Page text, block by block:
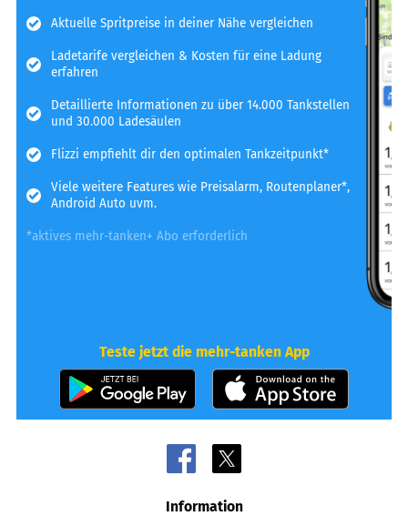
Aktuelle Spritpreise in deiner Nähe vergleichen
Ladetarife vergleichen & Kosten für eine Ladung
erfahren
Detaillierte Informationen zu über 14.000 Tankstellen
und 30.000 Ladesäulen
Flizzi empfiehlt dir den optimalen Tankzeitpunkt*
Viele weitere Features wie Preisalarm, Routenplaner*,
Android Auto uvm.
*aktives mehr-tanken+ Abo erforderlich
Teste jetzt die mehr-tanken App
Information